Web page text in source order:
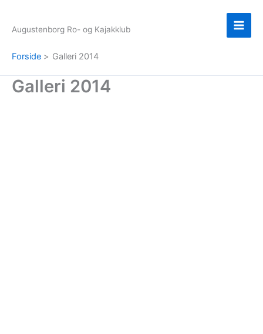
indholdet
Augustenborg Ro- og Kajakklub
Forside Galleri 2014
Galleri 2014